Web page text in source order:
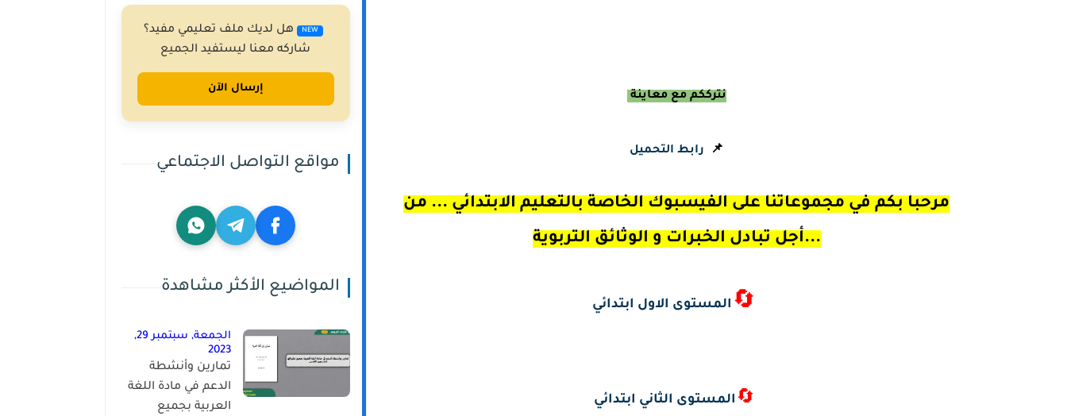
نترككم مع معاينة
رابط التحميل 📌
مرحبا بكم في مجموعاتنا على الفيسبوك الخاصة بالتعليم الابتدائي ... من
أجل تبادل الخبرات و الوثائق التربوية...
🔄 المستوى الاول ابتدائي
🔄 المستوى الثاني ابتدائي
NEW
هل لديك ملف تعليمي مفيد؟
شاركه معنا ليستفيد الجميع
إرسال الآن
مواقع التواصل الاجتماعي
المواضيع الأكثر مشاهدة
الجمعة, سبتمبر 29,
2023
تمارين وأنشطة
الدعم في مادة اللغة
العربية بجميع